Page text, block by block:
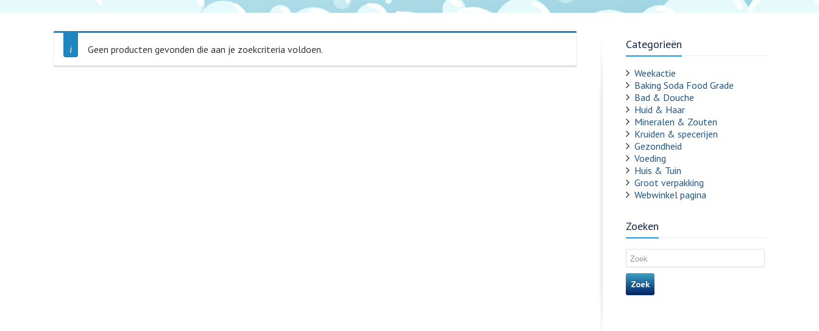
Geen producten gevonden die aan je zoekcriteria voldoen. Categorieën
Weekactie
Baking Soda Food Grade
Bad & Douche
Huid & Haar
Mineralen & Zouten
Kruiden & specerijen
Gezondheid
Voeding
Huis & Tuin
Groot verpakking
Webwinkel pagina
Zoeken
Zoek